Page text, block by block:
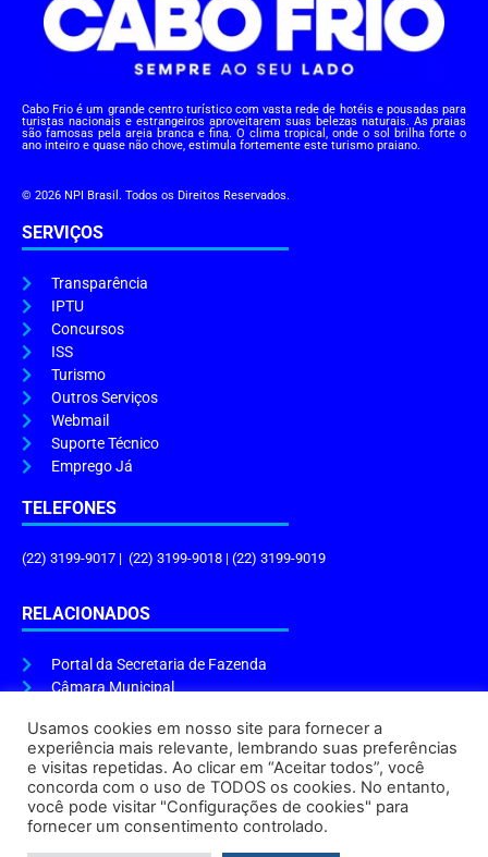
Cabo Frio é um grande centro turístico com vasta rede de hotéis e pousadas para
turistas nacionais e estrangeiros aproveitarem suas belezas naturais. As praias
são famosas pela areia branca e fina. O clima tropical, onde o sol brilha forte o
ano inteiro e quase não chove, estimula fortemente este turismo praiano.
© 2026 NPI Brasil. Todos os Direitos Reservados.
SERVIÇOS
Transparência
IPTU
Concursos
ISS
Turismo
Outros Serviços
Webmail
Suporte Técnico
Emprego Já
TELEFONES
(22) 3199-9017 | (22) 3199-9018 | (22) 3199-9019
RELACIONADOS
Portal da Secretaria de Fazenda
Câmara Municipal
ENDEREÇO E HORÁRIO
Endereço:Praça Tiradentes, s/n – Centro, Cabo Frio – RJ, 28906-290
Atendimento do Protocolo Geral da Prefeitura:9h às 16h
Horário de Funcionamento:8h às 17h
Usamos cookies em nosso site para fornecer a
experiência mais relevante, lembrando suas preferências
e visitas repetidas. Ao clicar em “Aceitar todos”, você
concorda com o uso de TODOS os cookies. No entanto,
você pode visitar "Configurações de cookies" para
fornecer um consentimento controlado.